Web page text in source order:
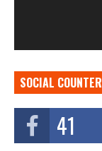
SOCIAL COUNTER
41